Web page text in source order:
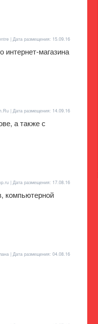
| Дата размещения: 15.09.16
интернет-магазина
| Дата размещения: 14.09.16
а также с
| Дата размещения: 17.08.16
компьютерной
| Дата размещения: 04.08.16